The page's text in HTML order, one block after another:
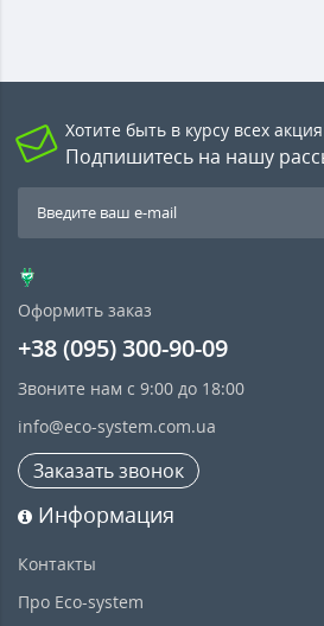
Хотите быть в курсу всех
Подпишитесь на нашу
Оформить заказ
+38 (095) 300-90-09
Звоните нам с 9:00 до 18:00
info@eco-system.com.ua
Заказать звонок
Информация
Контакты
Про Eco-system